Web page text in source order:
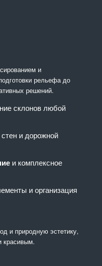
и
рельефа до
решений.
склонов любой
и дорожной
и комплексное
и организация
и природную эстетику,
красивым.